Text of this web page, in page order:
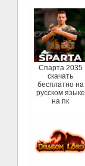
Спарта 2035
скачать
бесплатно на
русском языке
на пк